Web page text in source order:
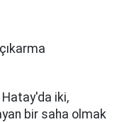
Hatay'da iki,
bir saha olmak